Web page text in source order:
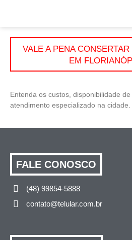
VALE A PENA
EM
Entenda os custos, disponibilidade
atendimento especializado na cidade.
FALE CONOSCO
(48) 99854-5888
contato@telular.com.br